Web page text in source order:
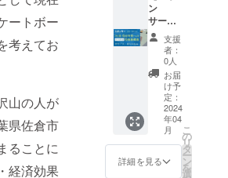
ートボー
考えてお
山の人が
県佐倉市
ることに
経済効果
ルによ
り連絡
します)
になり
ます。
この中
より選
んで下
さい。
リター
ンの利
びTシャ
はブ
ラッ
ク・ホ
ワイ
ト・ス
モー
キー
パープ
ル・サ
ンド
カーキ
更が在
願いし
ます。
メール
につい
ては
LIFE
パーク
のメー
ルアド
レスよ
り送ら
せて頂
きま
り１ヶ
月間有
効 配布
時期
2023年
１1月中
を予定
してま
す。 現
在会員
でない
方は会
員登録
ティン
グ限
定)※１
年間有
効 お礼
メール
リター
ンの有
効期限
は1年間
有効 １
年間フ
リーパ
スを利
ン
サー】
（団
体・企
業向
け）
２０
枠
金
額１５
０，０
００円
LIFE
パーク
支援
者：
0人
お届
け予
定：
2024
年04
月
詳細を見る
こ
の
リ
タ
ー
ン
を
選